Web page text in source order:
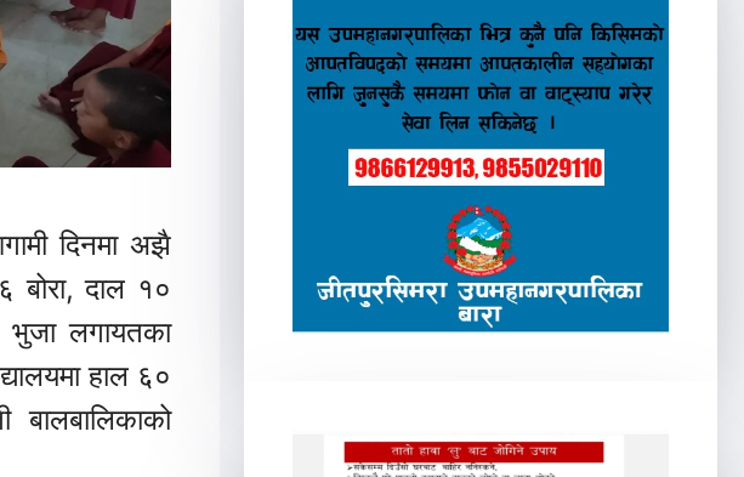
दिनमा अझै
बोरा, दाल १०
भुजा लगायतका
हाल ६०